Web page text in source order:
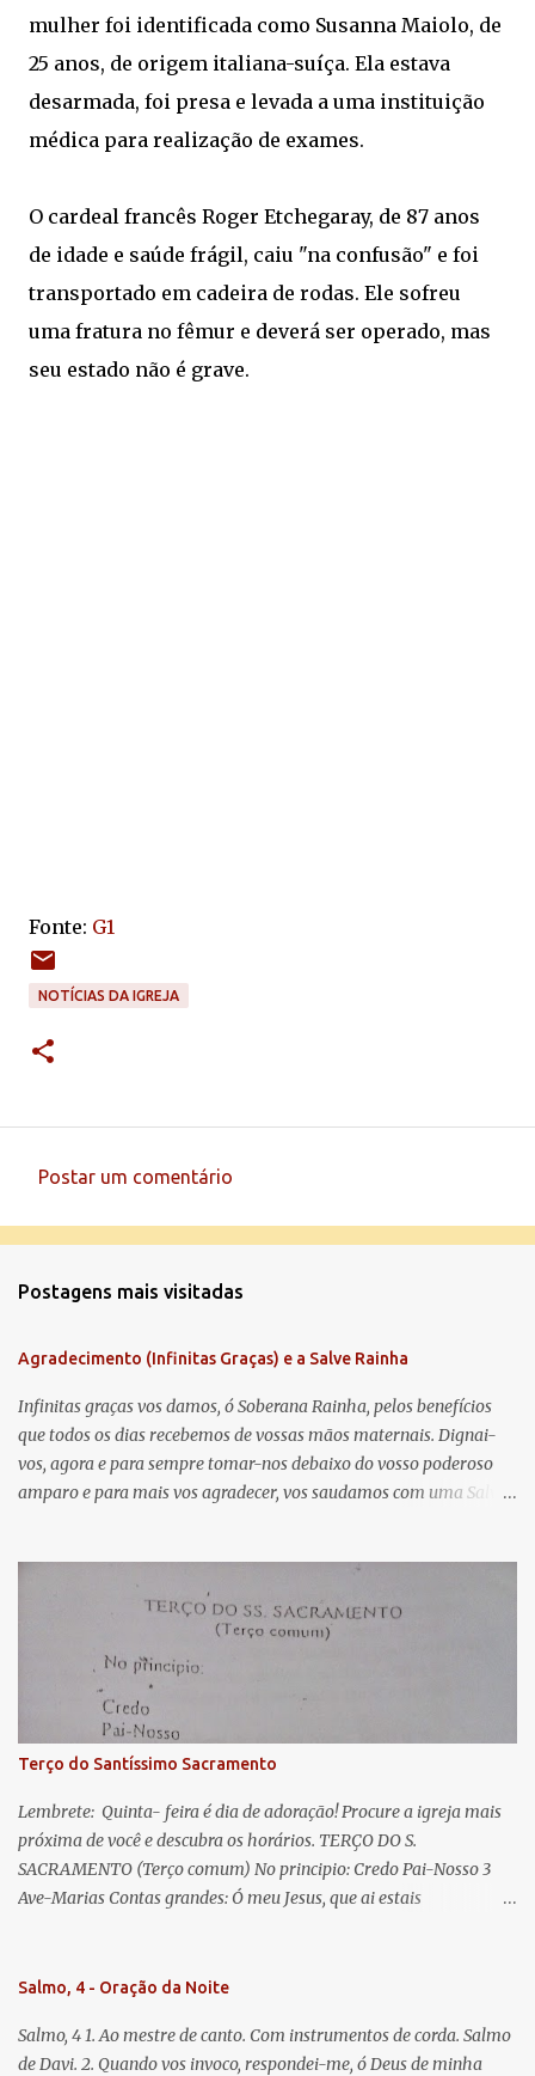
mulher foi identificada como Susanna Maiolo, de
25 anos, de origem italiana-suíça. Ela estava
desarmada, foi presa e levada a uma instituição
médica para realização de exames.
O cardeal francês Roger Etchegaray, de 87 anos
de idade e saúde frágil, caiu "na confusão" e foi
transportado em cadeira de rodas. Ele sofreu
uma fratura no fêmur e deverá ser operado, mas
seu estado não é grave.
Fonte: G1
NOTÍCIAS DA IGREJA
e
t
á
r
i
o
Postar um comentário
Postagens mais visitadas
Agradecimento (Infinitas Graças) e a Salve Rainha
Infinitas graças vos damos, ó Soberana Rainha, pelos benefícios
que todos os dias recebemos de vossas mãos maternais. Dignai-
vos, agora e para sempre tomar-nos debaixo do vosso poderoso
amparo e para mais vos agradecer, vos saudamos com uma Salve
lágrimas. Eia, pois, Advogada nossa, estes vossos olhos
misericordiosos a nós volvei, e depois deste desterro, mostrai-nos
Jesus. Bendito é o fruto do vosso ventre, ó clemente, ó piedosa, ó
doce e sempre Virgem Maria. Rogai por nós Santa Mãe de Deus.
Para que sejamos dignos das promessas de Cristo. Amém.
Terço do Santíssimo Sacramento
Lembrete: Quinta- feira é dia de adoração! Procure a igreja mais
próxima de você e descubra os horários. TERÇO DO S.
SACRAMENTO (Terço comum) No principio: Credo Pai-Nosso 3
Ave-Marias Contas grandes: Ó meu Jesus, que ai estais
Vós morra eu! Nas contas pequenas: Sacramento de Amor!
que nos salva, dá-nos Vossa força, Vosso perdão e a Vossa
misericórdia. (no fim) Rezar 3 vezes: Louvores e graças se deem a
Salmo, 4 - Oração da Noite
Salmo, 4 1. Ao mestre de canto. Com instrumentos de corda. Salmo
de Davi. 2. Quando vos invoco, respondei-me, ó Deus de minha